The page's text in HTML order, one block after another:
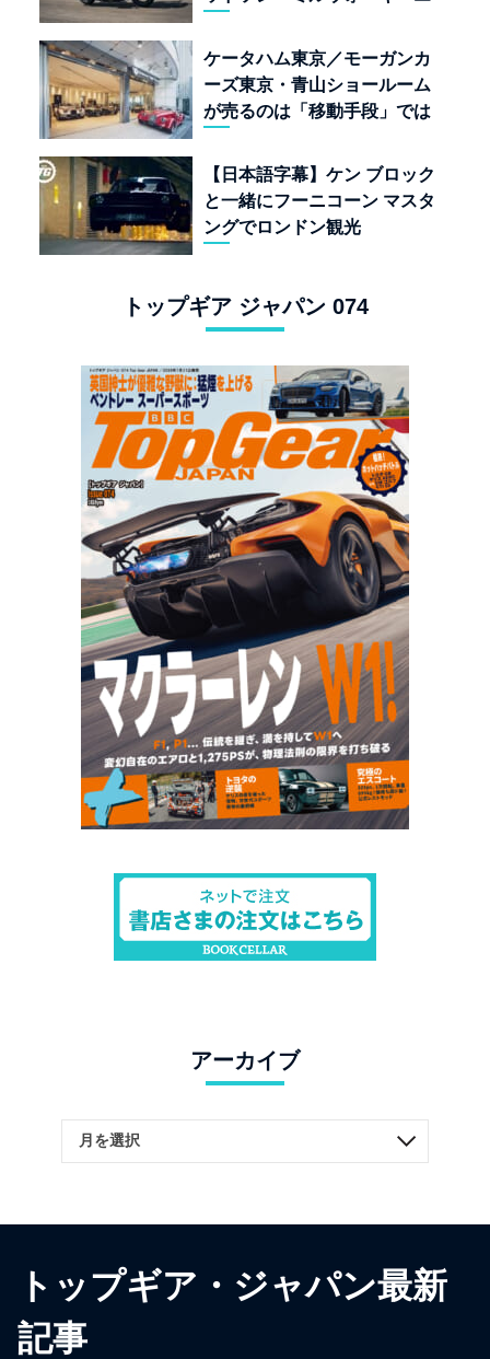
ケータハム東京／モーガンカ
ーズ東京・青山ショールーム
が売るのは「移動手段」では
【日本語字幕】ケン ブロック
と一緒にフーニコーン マスタ
ングでロンドン観光
トップギア ジャパン 074
アーカイブ
トップギア・ジャパン最新
記事